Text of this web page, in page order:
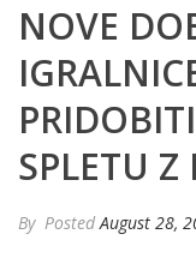
NOVE
SPLETU Z
By PostedAugust 28,